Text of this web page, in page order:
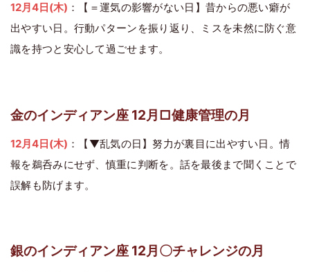
12月4日(木) ：【＝運気の影響がない日】昔からの悪い癖が
出やすい日。行動パターンを振り返り、ミスを未然に防ぐ意
識を持つと安心して過ごせます。
金のインディアン座 12月□健康管理の月
12月4日(木) ：【▼乱気の日】努力が裏目に出やすい日。情
報を鵜呑みにせず、慎重に判断を。話を最後まで聞くことで
誤解も防げます。
銀のインディアン座 12月〇チャレンジの月